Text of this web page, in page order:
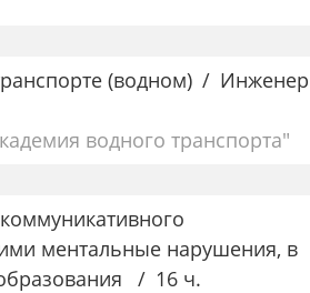
(водном)
водного транспорта"
ментальные нарушения, в
16 ч.